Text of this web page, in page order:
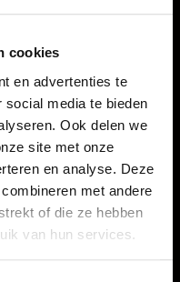
cookies
en advertenties te
media te bieden
Ook delen we
site met onze
en analyse. Deze
met andere
of die ze hebben
van hun services.
Nijmegen